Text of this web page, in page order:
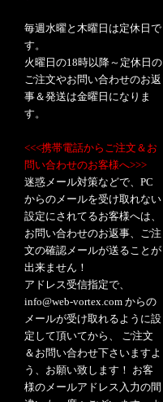
毎週水曜と木曜日は定休日で
す。
火曜日の18時以降～定休日の
ご注文やお問い合わせのお返
事＆発送は金曜日になりま
す。
<<<携帯電話からご注文＆お
問い合わせのお客様へ>>>
迷惑メール対策などで、PC
からのメールを受け取れない
設定にされてるお客様へは、
お問い合わせのお返事、ご注
文の確認メールが送ることが
出来ません！
アドレス受信指定で、
info@web-vortex.com からの
メールが受け取れるように設
定して頂いてから、 ご注文
＆お問い合わせ下さいますよ
う、お願い致します！ お客
様のメールアドレス入力の間